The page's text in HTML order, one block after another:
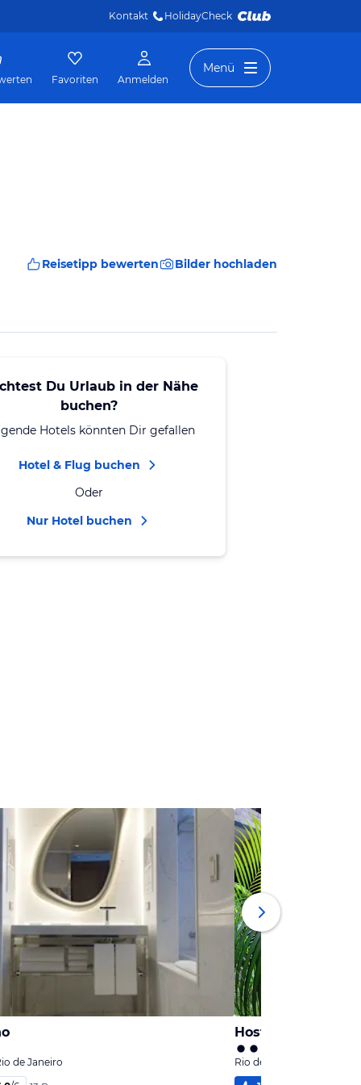
Kontakt HolidayCheck
Favoriten Anmelden
Menü
Reisetipp bewerten Bilder hochladen
Du Urlaub in der Nähe
buchen?
Hotels könnten Dir gefallen
Hotel & Flug buchen
Oder
Nur Hotel buchen
de Janeiro
Hostel The Mango
Rio de Janeiro, Rio de